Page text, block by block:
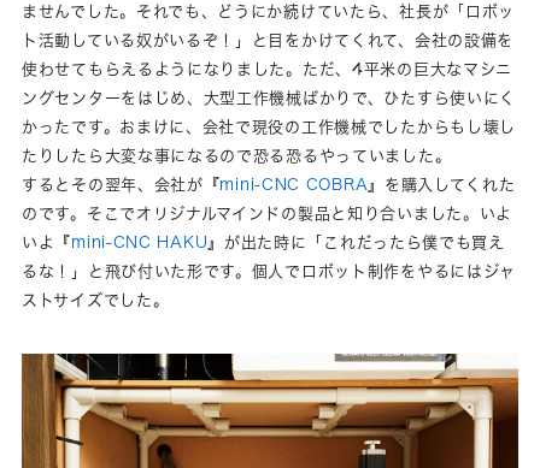
ませんでした。それでも、どうにか続けていたら、社長が「ロボッ
ト活動している奴がいるぞ！」と目をかけてくれて、会社の設備を
使わせてもらえるようになりました。ただ、4平米の巨大なマシニ
ングセンターをはじめ、大型工作機械ばかりで、ひたすら使いにく
かったです。おまけに、会社で現役の工作機械でしたからもし壊し
たりしたら大変な事になるので恐る恐るやっていました。
するとその翌年、会社が『mini-CNC COBRA』を購入してくれた
のです。そこでオリジナルマインドの製品と知り合いました。いよ
いよ『mini-CNC HAKU』が出た時に「これだったら僕でも買え
るな！」と飛び付いた形です。個人でロボット制作をやるにはジャ
ストサイズでした。